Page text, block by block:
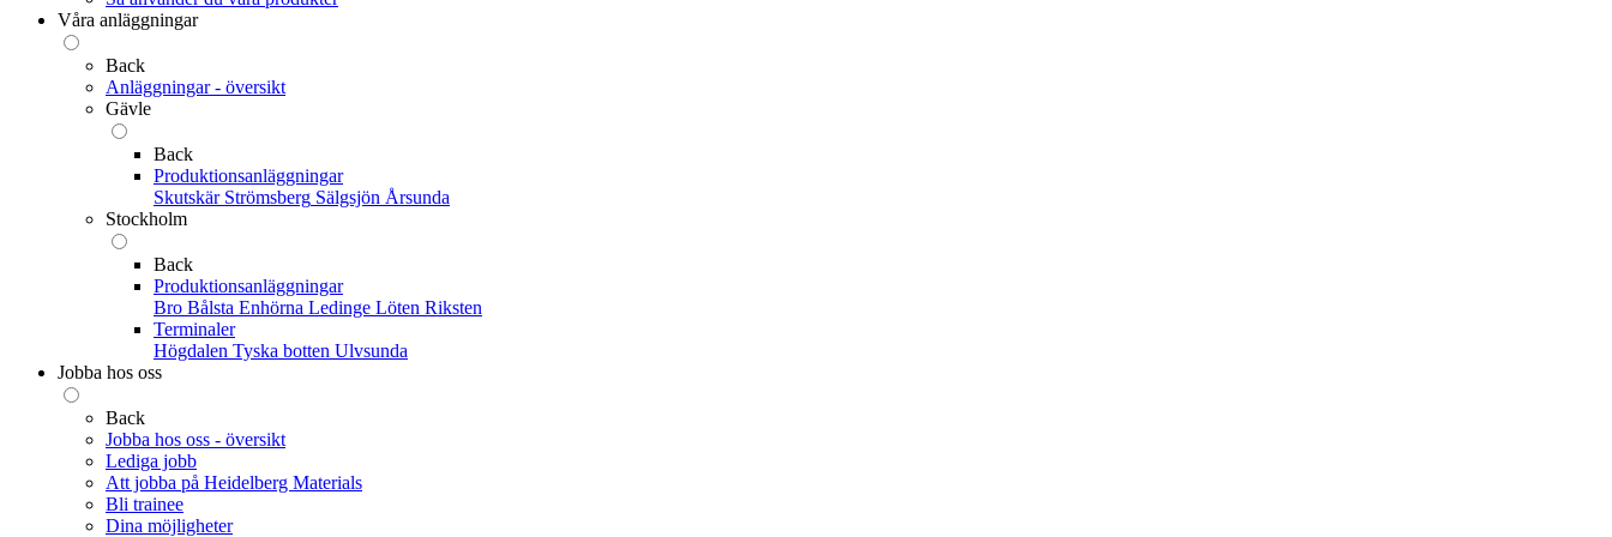
Våra anläggningar
Back
Anläggningar - översikt
Gävle
Back
Produktionsanläggningar
Skutskär Strömsberg Sälgsjön Årsunda
Stockholm
Back
Produktionsanläggningar
Bro Bålsta Enhörna Ledinge Löten Riksten
Terminaler
Högdalen Tyska botten Ulvsunda
Jobba hos oss
Back
Jobba hos oss - översikt
Lediga jobb
Att jobba på Heidelberg Materials
Bli trainee
Dina möjligheter